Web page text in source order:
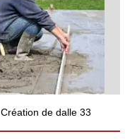
Création de dalle 33